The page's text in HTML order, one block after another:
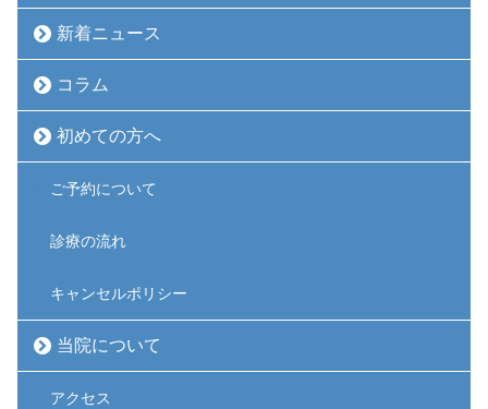
新着ニュース
コラム
初めての方へ
ご予約について
診療の流れ
キャンセルポリシー
当院について
アクセス